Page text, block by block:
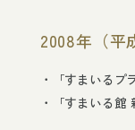
2008年（平
「すまいる
「すまいる